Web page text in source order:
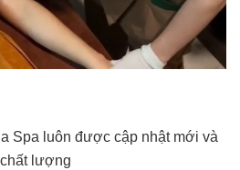
Spa luôn được cập nhật mới và
chất lượng